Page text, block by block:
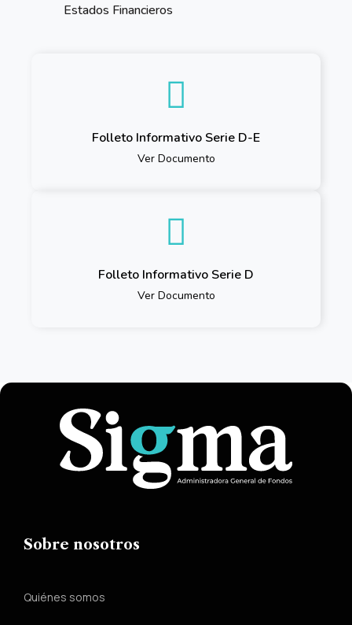
Estados Financieros
Folleto Informativo Serie D-E
Ver Documento
Folleto Informativo Serie D
Ver Documento
Sobre nosotros
Quiénes somos